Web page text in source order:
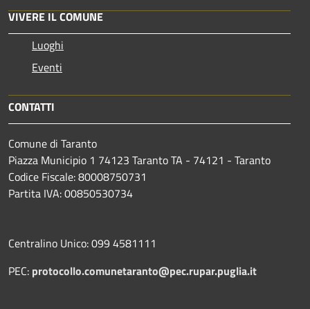
VIVERE IL COMUNE
Luoghi
Eventi
CONTATTI
Comune di Taranto
Piazza Municipio 1 74123 Taranto TA - 74121 - Taranto
Codice Fiscale: 80008750731
Partita IVA: 00850530734
Centralino Unico: 099 4581111
PEC: protocollo.comunetaranto@pec.rupar.puglia.it